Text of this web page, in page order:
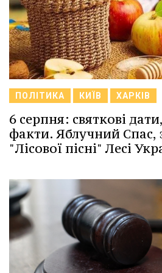
ПОЛІТИКА КИЇВ ХАРКІВ
6 серпня: святкові
факти. Яблучний Спас,
"Лісової пісні" Лесі